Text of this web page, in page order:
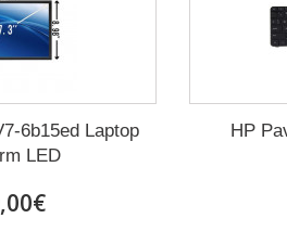
6b15ed Laptop
LED
HP